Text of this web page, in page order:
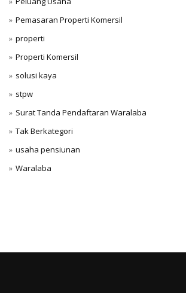
Pemasaran Properti Komersil
properti
Properti Komersil
solusi kaya
stpw
Surat Tanda Pendaftaran Waralaba
Tak Berkategori
usaha pensiunan
Waralaba